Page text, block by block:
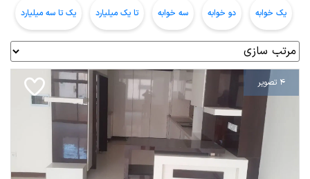
یک خوابه دو خوابه سه خوابه تا یک میلیارد یک تا سه میلیارد
4 تصویر